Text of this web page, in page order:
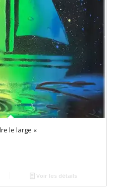
le large «
Voir les détails